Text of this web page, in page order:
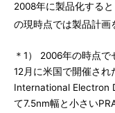
2008年に製品化する
の現時点では製品計画
＊1） 2006年の時点で
12月に米国で開催され
International Electron
て7.5nm幅と小さい